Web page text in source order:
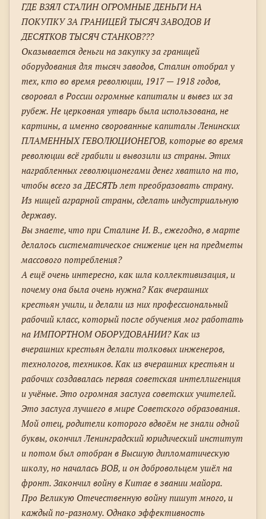
ГДЕ ВЗЯЛ СТАЛИН ОГРОМНЫЕ ДЕНЬГИ НА
ПОКУПКУ ЗА ГРАНИЦЕЙ ТЫСЯЧ ЗАВОДОВ И
ДЕСЯТКОВ ТЫСЯЧ СТАНКОВ???
Оказывается деньги на закупку за границей
оборудования для тысяч заводов, Сталин отобрал у
тех, кто во время революции, 1917 — 1918 годов,
своровал в России огромные капиталы и вывез их за
рубеж. Не церковная утварь была использована, не
картины, а именно сворованные капиталы Ленинских
ПЛАМЕННЫХ ГЕВОЛЮЦИОНЕГОВ, которые во время
революции всё грабили и вывозили из страны. Этих
награбленных геволюционегами денег хватило на то,
чтобы всего за ДЕСЯТЬ лет преобразовать страну.
Из нищей аграрной страны, сделать индустриальную
державу.
Вы знаете, что при Сталине И. В., ежегодно, в марте
делалось систематическое снижение цен на предметы
массового потребления?
А ещё очень интересно, как шла коллективизация, и
почему она была очень нужна? Как вчерашних
крестьян учили, и делали из них профессиональный
рабочий класс, который после обучения мог работать
на ИМПОРТНОМ ОБОРУДОВАНИИ? Как из
вчерашних крестьян делали толковых инженеров,
технологов, техников. Как из вчерашних крестьян и
рабочих создавалась первая советская интеллигенция
и учёные. Это огромная заслуга советских учителей.
Это заслуга лучшего в мире Советского образования.
Мой отец, родители которого вдвоём не знали одной
буквы, окончил Ленинградский юридический институт
и потом был отобран в Высшую дипломатическую
школу, но началась ВОВ, и он добровольцем ушёл на
фронт. Закончил войну в Китае в звании майора.
Про Великую Отечественную войну пишут много, и
каждый по-разному. Однако эффективность